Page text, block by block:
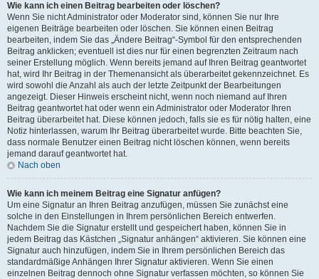
Wie kann ich einen Beitrag bearbeiten oder löschen?
Wenn Sie nicht Administrator oder Moderator sind, können Sie nur Ihre
eigenen Beiträge bearbeiten oder löschen. Sie können einen Beitrag
bearbeiten, indem Sie das „Ändere Beitrag“-Symbol für den entsprechenden
Beitrag anklicken; eventuell ist dies nur für einen begrenzten Zeitraum nach
seiner Erstellung möglich. Wenn bereits jemand auf Ihren Beitrag geantwortet
hat, wird Ihr Beitrag in der Themenansicht als überarbeitet gekennzeichnet. Es
wird sowohl die Anzahl als auch der letzte Zeitpunkt der Bearbeitungen
angezeigt. Dieser Hinweis erscheint nicht, wenn noch niemand auf Ihren
Beitrag geantwortet hat oder wenn ein Administrator oder Moderator Ihren
Beitrag überarbeitet hat. Diese können jedoch, falls sie es für nötig halten, eine
Notiz hinterlassen, warum Ihr Beitrag überarbeitet wurde. Bitte beachten Sie,
dass normale Benutzer einen Beitrag nicht löschen können, wenn bereits
jemand darauf geantwortet hat.
Nach oben
Wie kann ich meinem Beitrag eine Signatur anfügen?
Um eine Signatur an Ihren Beitrag anzufügen, müssen Sie zunächst eine
solche in den Einstellungen in Ihrem persönlichen Bereich entwerfen.
Nachdem Sie die Signatur erstellt und gespeichert haben, können Sie in
jedem Beitrag das Kästchen „Signatur anhängen“ aktivieren. Sie können eine
Signatur auch hinzufügen, indem Sie in Ihrem persönlichen Bereich das
standardmäßige Anhängen Ihrer Signatur aktivieren. Wenn Sie einen
einzelnen Beitrag dennoch ohne Signatur verfassen möchten, so können Sie